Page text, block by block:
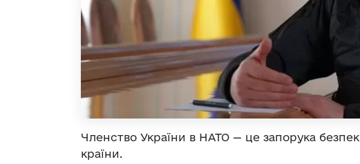
Членство України в НАТО — це запорука
країни.